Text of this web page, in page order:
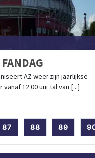
AZ weer zijn jaarlijkse
vanaf 12.00 uur tal van [...]
87 88 89